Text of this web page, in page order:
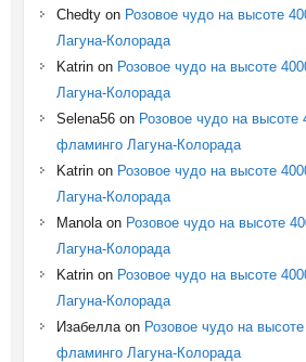
Chedtyon Розовое чудо на высоте
Лагуна-Колорада
Katrinon Розовое чудо на высоте
Лагуна-Колорада
Selena56on Розовое чудо на высоте
фламинго Лагуна-Колорада
Katrinon Розовое чудо на высоте
Лагуна-Колорада
Manolaon Розовое чудо на высоте
Лагуна-Колорада
Katrinon Розовое чудо на высоте
Лагуна-Колорада
Изабеллаon Розовое чудо на
фламинго Лагуна-Колорада